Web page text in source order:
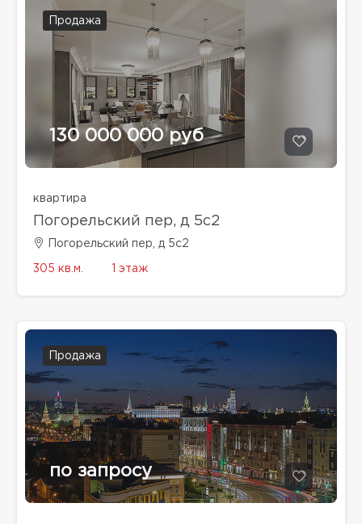
Продажа
130 000 000 руб
квартира
Погорельский пер, д 5с2
Погорельский пер, д 5с2
305 кв.м. 1 этаж
Продажа
по запросу